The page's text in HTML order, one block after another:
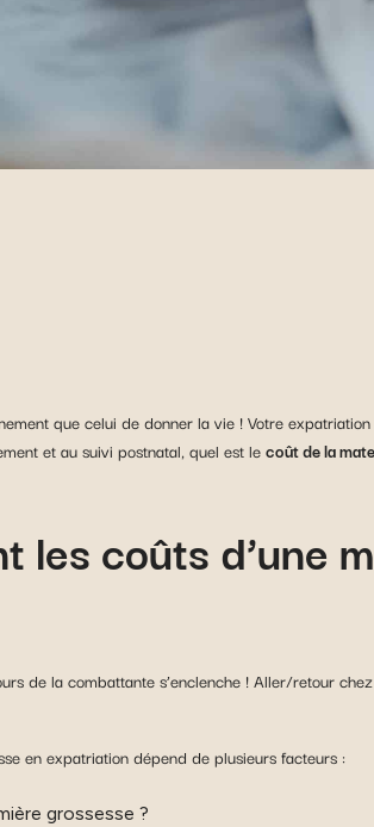
que celui de donner la vie ! Votre
et au suivi postnatal, quel est lecoût de la
les coûts d’une
de la combattante s’enclenche ! Aller/retour
en expatriation dépend de plusieurs facteurs :
grossesse ?